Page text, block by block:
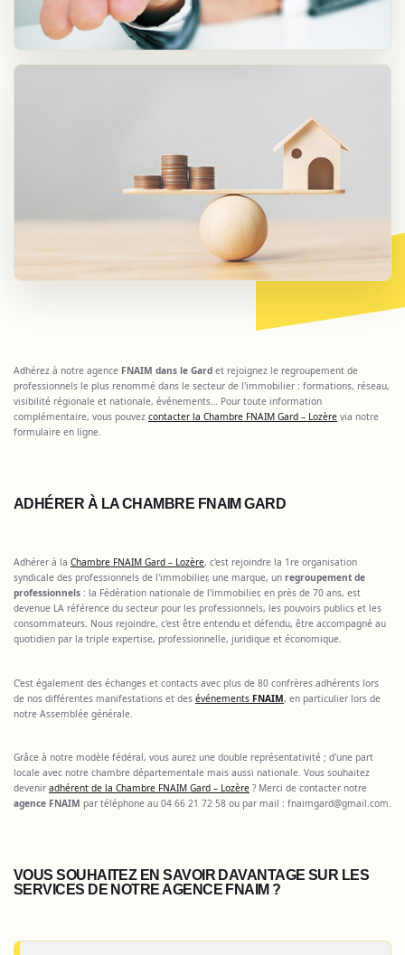
Adhérez à notre agence FNAIM dans le Gard et rejoignez le regroupement de
professionnels le plus renommé dans le secteur de l'immobilier : formations, réseau,
visibilité régionale et nationale, événements… Pour toute information
complémentaire, vous pouvez contacter la Chambre FNAIM Gard – Lozère via notre
formulaire en ligne.
ADHÉRER À LA CHAMBRE FNAIM GARD
Adhérer à la Chambre FNAIM Gard – Lozère, c'est rejoindre la 1re organisation
syndicale des professionnels de l'immobilier, une marque, un regroupement de
professionnels : la Fédération nationale de l'immobilier, en près de 70 ans, est
devenue LA référence du secteur pour les professionnels, les pouvoirs publics et les
consommateurs. Nous rejoindre, c'est être entendu et défendu, être accompagné au
quotidien par la triple expertise, professionnelle, juridique et économique.
C’est également des échanges et contacts avec plus de 80 confrères adhérents lors
de nos différentes manifestations et des événements FNAIM, en particulier lors de
notre Assemblée générale.
Grâce à notre modèle fédéral, vous aurez une double représentativité ; d'une part
locale avec notre chambre départementale mais aussi nationale. Vous souhaitez
devenir adhérent de la Chambre FNAIM Gard – Lozère ? Merci de contacter notre
agence FNAIM par téléphone au 04 66 21 72 58 ou par mail : fnaimgard@gmail.com.
VOUS SOUHAITEZ EN SAVOIR DAVANTAGE SUR LES
SERVICES DE NOTRE AGENCE FNAIM ?